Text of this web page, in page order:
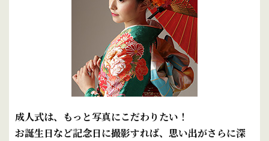
成人式は、もっと写真にこだわりたい！
お誕生日など記念日に撮影すれば、思い出がさらに深